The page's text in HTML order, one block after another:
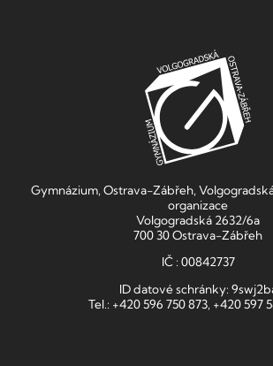
Gymnázium, Ostrava-Zábřeh,
organizace
Volgogradská 2632/6a
700 30 Ostrava-Zábřeh
IČ : 00842737
ID datové schránky:
Tel.: +420 596 750 873, +420 597